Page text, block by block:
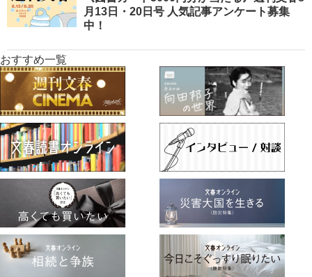
月13日・20日号 人気記事アンケート募集
中！
おすすめ一覧